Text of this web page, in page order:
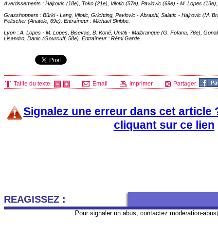
Avertissements : Hajrovic (18e), Toko (21e), Vilotic (57e), Pavlovic (69e) - M. Lopes
Grasshoppers : Bürki - Lang, Vilotic, Grichting, Pavlovic - Abrashi, Salatic - Hajrovic (M.
Feltscher (Anatole, 69e). Entraîneur : Michael Skibbe.
Lyon : A. Lopes - M. Lopes, Bisevac, B. Koné, Umtiti - Malbranque (G. Fofana, 76e),
Lisandro, Danic (Gourcuff, 58e). Entraîneur : Rémi Garde.
Taille du texte: Email Imprimer Partager:
Signalez une erreur dans cet article
cliquant sur ce lien
REAGISSEZ :
Pour signaler un abus, contactez moderation-